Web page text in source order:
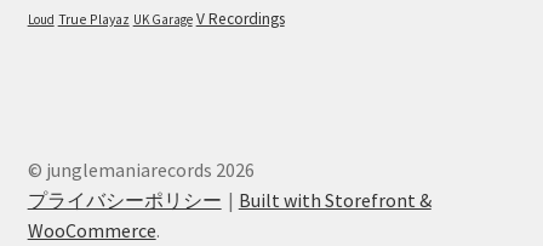
Loud True Playaz UK Garage V Recordings
© junglemaniarecords 2026
プライバシーポリシー
Built with Storefront &
WooCommerce.